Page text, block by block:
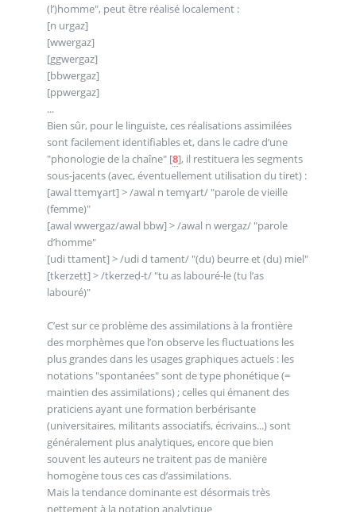
(l’)homme", peut être réalisé localement :
[n urgaz]
[wwergaz]
[ggwergaz]
[bbwergaz]
[ppwergaz]
...
Bien sûr, pour le linguiste, ces réalisations assimilées
sont facilement identifiables et, dans le cadre d’une
"phonologie de la chaîne"[8], il restituera les segments
sous-jacents (avec, éventuellement utilisation du tiret) :
[awal ttemɣart] > /awal n temɣart/ "parole de vieille
(femme)"
[awal wwergaz/awal bbw] > /awal n wergaz/ "parole
d’homme"
[udi ttament] > /udi d tament/ "(du) beurre et (du) miel"
[tkerzeṭṭ] > /tkerzeḍ-t/ "tu as labouré-le (tu l’as
labouré)"
C’est sur ce problème des assimilations à la frontière
des morphèmes que l’on observe les fluctuations les
plus grandes dans les usages graphiques actuels : les
notations "spontanées" sont de type phonétique (=
maintien des assimilations) ; celles qui émanent des
praticiens ayant une formation berbérisante
(universitaires, militants associatifs, écrivains...) sont
généralement plus analytiques, encore que bien
souvent les auteurs ne traitent pas de manière
homogène tous ces cas d’assimilations.
Mais la tendance dominante est désormais très
nettement à la notation analytique